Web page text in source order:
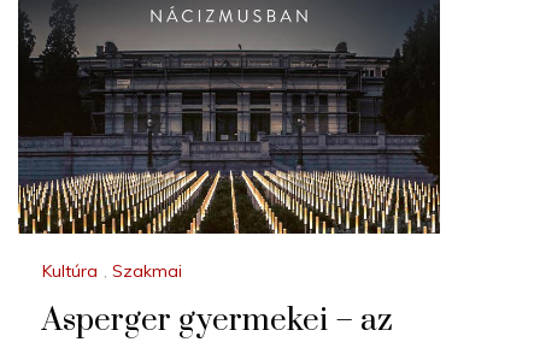
Kultúra , Szakmai
Asperger gyermekei – az